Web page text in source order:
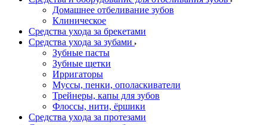
Домашнее отбеливание зубов
Клиническое
Средства ухода за брекетами
Средства ухода за зубами
Зубные пасты
Зубные щетки
Ирригаторы
Муссы, пенки, ополаскиватели
Трейнеры, капы для зубов
Флоссы, нити, ёршики
Средства ухода за протезами